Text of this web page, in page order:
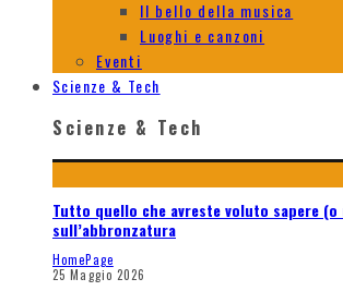
Il bello della musica
Luoghi e canzoni
Eventi
Scienze & Tech
Scienze & Tech
Tutto quello che avreste voluto sapere (o
sull’abbronzatura
HomePage
25 Maggio 2026